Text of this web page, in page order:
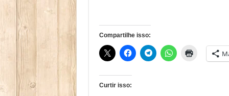
Compartilhe isso:
Curtir isso: